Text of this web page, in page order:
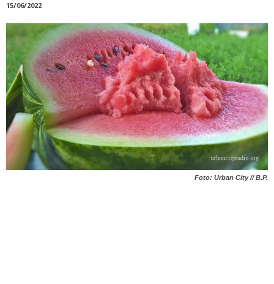
15/06/2022
Foto: Urban City // B.P.